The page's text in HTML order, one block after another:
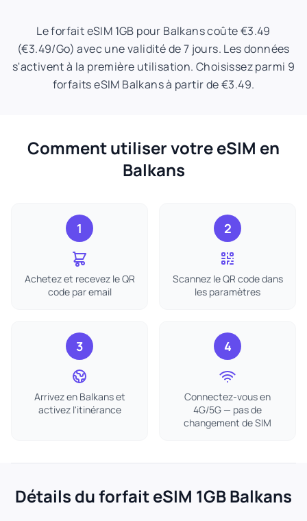
Le forfait eSIM 1GB pour Balkans coûte €3.49
(€3.49/Go) avec une validité de 7 jours. Les données
s'activent à la première utilisation. Choisissez parmi 9
forfaits eSIM Balkans à partir de €3.49.
Comment utiliser votre eSIM en
Balkans
1
Achetez et recevez le QR
code par email
2
Scannez le QR code dans
les paramètres
3
Arrivez en Balkans et
activez l'itinérance
4
Connectez-vous en
4G/5G — pas de
changement de SIM
Détails du forfait eSIM 1GB Balkans